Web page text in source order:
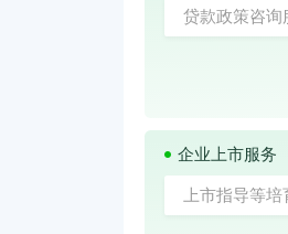
贷款政策咨询
企业上市服务
上市指导等